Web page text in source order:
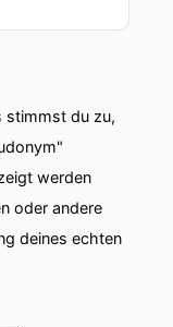
stimmst du zu,
werden
oder andere
deines echten